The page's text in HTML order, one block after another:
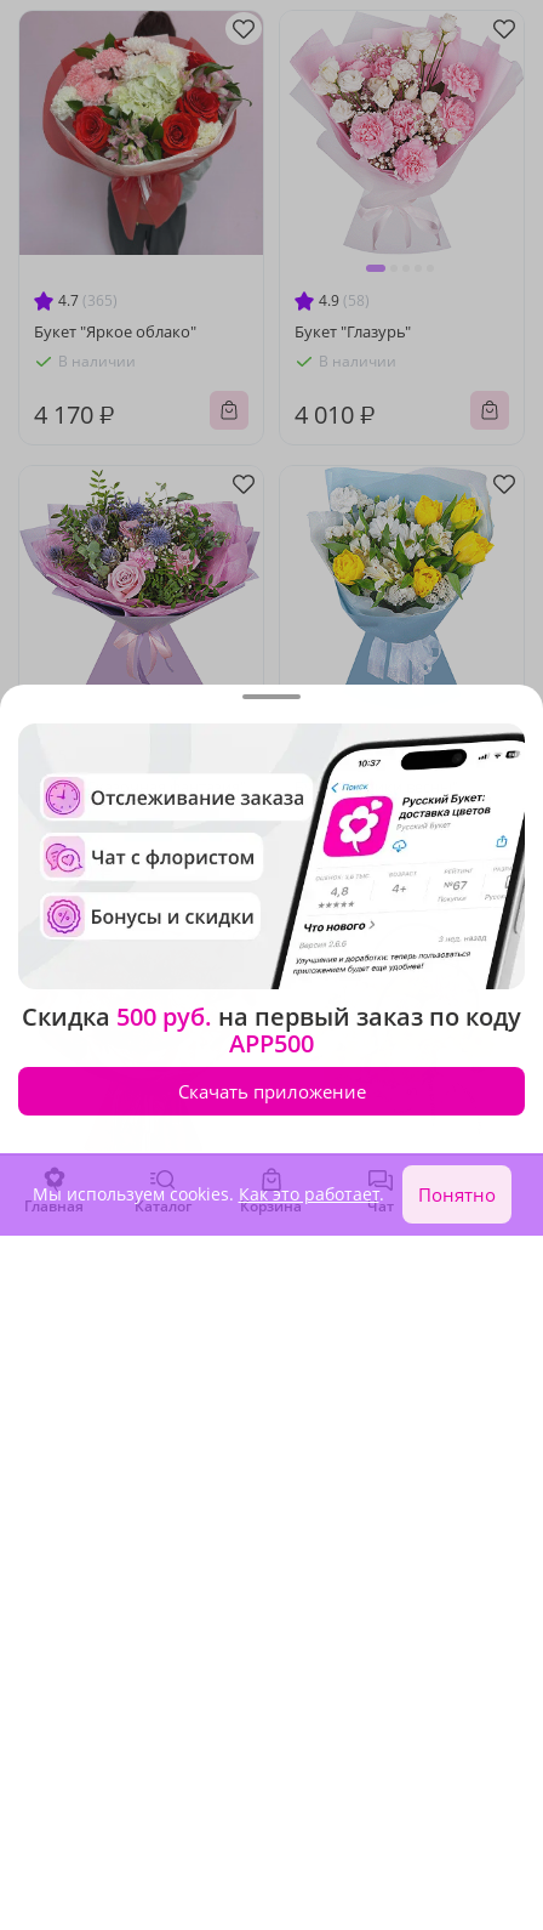
4.7 (365)
Букет "Яркое облако"
В наличии
4 170 ₽
4.9 (58)
Букет "Глазурь"
В наличии
4 010 ₽
Букет "Сказочная фантазия"
В наличии
4 050 ₽
4.8(46)
Букет "Лучики весны"
В наличии
4 140 ₽
5(41)
Букет "Закатная нежность" Композиция "Эхо весны"
Главная Каталог Корзина Чат Войти
Скидка 500 руб. на первый заказ по коду
APP500
Скачать приложение
Мы используем cookies. Как это работает. Понятно